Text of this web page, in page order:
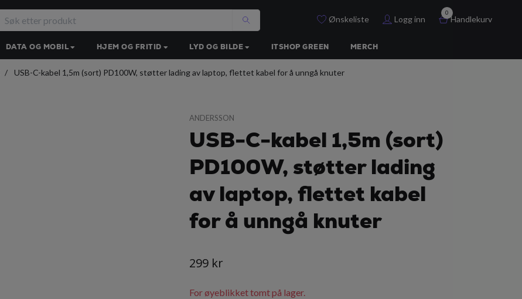
Ønskeliste Logg inn
0
Handlekurv
DATA OG MOBIL HJEM OG FRITID LYD OG BILDE ITSHOP GREEN MERCH
USB-C-kabel 1,5m (sort) PD100W, støtter lading av laptop, flettet kabel for å unngå knuter
ANDERSSON
USB-C-kabel 1,5m (sort)
PD100W, støtter lading
av laptop, flettet kabel
for å unngå knuter
299 kr
For øyeblikket tomt på lager.